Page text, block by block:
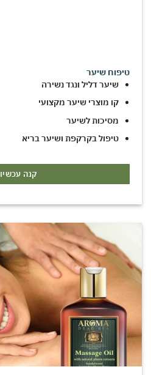
טיפוח שיער
שיער דליל ונגד נשירה
קו מוצרי שיער מקצועי
מסיכות לשיער
טיפול בקרקפת ושיער בריא
קנה עכשיו